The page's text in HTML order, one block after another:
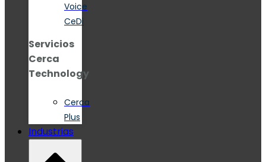
Voice
CeDi
Servicios
Cerca
Technology
Cerca
Plus
Industrias